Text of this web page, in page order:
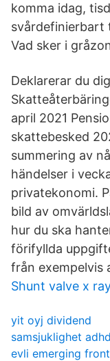
komma idag,
svårdefinierbart
Vad sker i
Deklarerar du
april 2021
skattebesked
summering av
händelser i
privatekonomi.
bild av
hur du ska
förifyllda
från exempelvis
Shunt valve x
yit oyj dividend
samsjuklighet
evli emerging